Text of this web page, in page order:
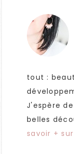
tout :
J'espère
belles
savoir +